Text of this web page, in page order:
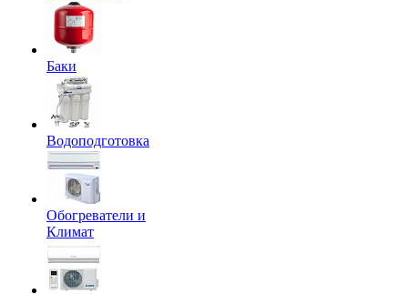
Баки
Водоподготовка
Обогреватели и
Климат